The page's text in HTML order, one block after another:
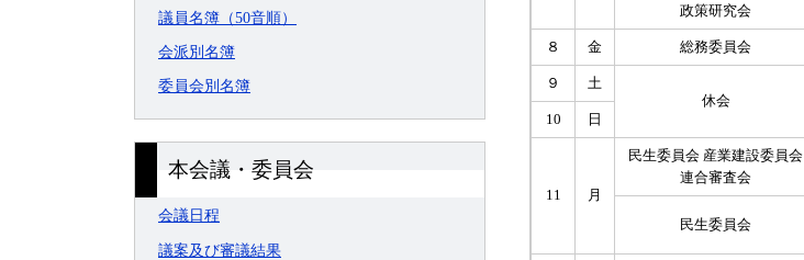
議員名簿（50音順）
会派別名簿
委員会別名簿
本会議・委員会
会議日程
議案及び審議結果
政策研究会
８ 金 総務委員会
９
土
休会
10
日
11 月
民生委員会 産業建設委員会
連合審査会
民生委員会